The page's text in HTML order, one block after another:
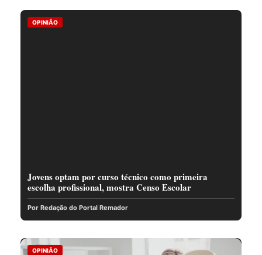
OPINIÃO
Jovens optam por curso técnico como primeira
escolha profissional, mostra Censo Escolar
Por Redação do Portal Remador
OPINIÃO